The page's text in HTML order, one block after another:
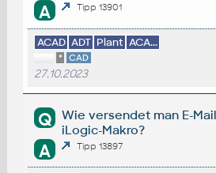
A Tipp 13901
ACAD ADT Plant ACA...
* CAD
27.10.2023
Q
Wie versendet man E-
iLogic-Makro?
A Tipp 13897